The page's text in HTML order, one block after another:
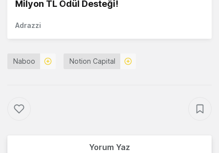
Milyon TL Ödül Desteği!
Adrazzi
Naboo Notion Capital
Yorum Yaz